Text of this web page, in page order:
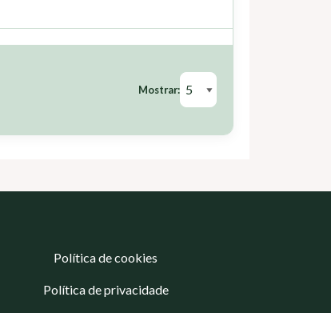
Mostrar:
Política de cookies
Política de privacidade